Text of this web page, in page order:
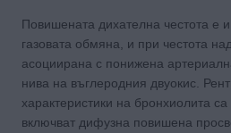
Повишената дихателна честота е
газовата обмяна, и при честота
асоциирана с понижена
нива на въглеродния двуокис.
характеристики на бронхиолита
включват дифузна повишена